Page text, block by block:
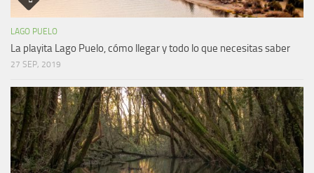
LAGO PUELO
La playita Lago Puelo, cómo llegar y todo lo que necesitas saber
27 SEP, 2019